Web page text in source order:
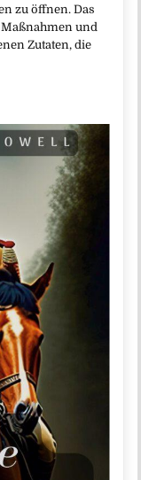
zu öffnen. Das
und
Zutaten, die